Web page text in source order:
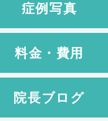
症例写真
料金・費用
院長ブログ